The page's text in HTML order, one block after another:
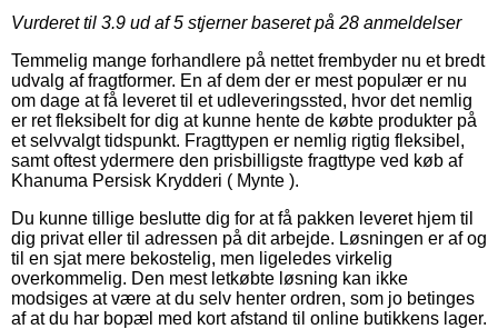
Vurderet til 3.9 ud af 5 stjerner baseret på 28 anmeldelser
Temmelig mange forhandlere på nettet frembyder nu et bredt
udvalg af fragtformer. En af dem der er mest populær er nu
om dage at få leveret til et udleveringssted, hvor det nemlig
er ret fleksibelt for dig at kunne hente de købte produkter på
et selvvalgt tidspunkt. Fragttypen er nemlig rigtig fleksibel,
samt oftest ydermere den prisbilligste fragttype ved køb af
Khanuma Persisk Krydderi ( Mynte ).
Du kunne tillige beslutte dig for at få pakken leveret hjem til
dig privat eller til adressen på dit arbejde. Løsningen er af og
til en sjat mere bekostelig, men ligeledes virkelig
overkommelig. Den mest letkøbte løsning kan ikke
modsiges at være at du selv henter ordren, som jo betinges
af at du har bopæl med kort afstand til online butikkens lager.